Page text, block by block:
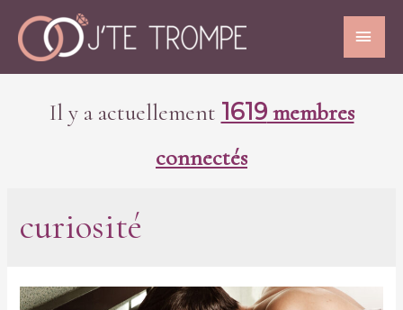
Il y a actuellement 1619membres
connectés
curiosité